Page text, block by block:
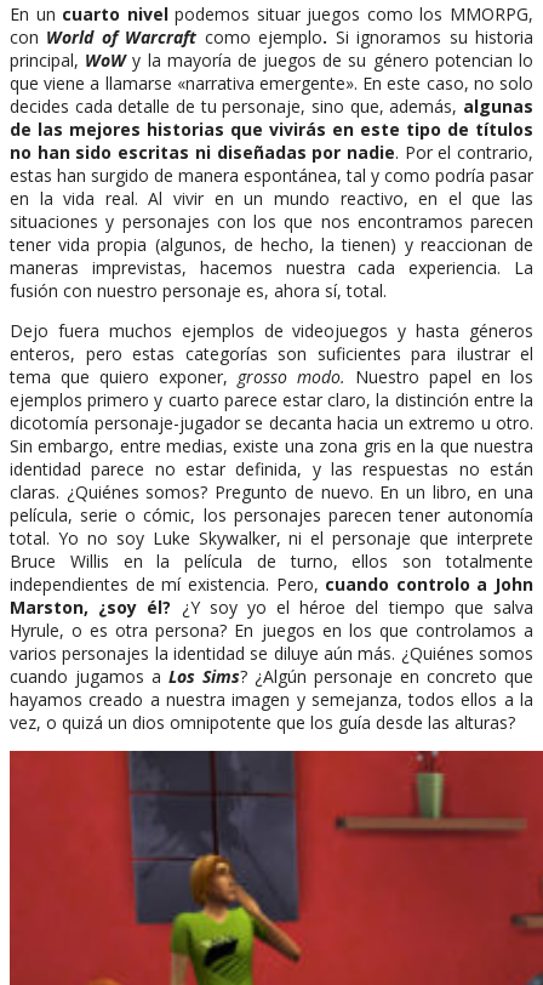
En un cuarto nivelpodemos situar juegos como los MMORPG,
con World of Warcraft como ejemplo. Si ignoramos su historia
principal, WoWy la mayoría de juegos de su género potencian lo
que viene a llamarse «narrativa emergente». En este caso, no solo
decides cada detalle de tu personaje, sino que, además, algunas
de las mejores historias que vivirás en este tipo de títulos
no han sido escritas ni diseñadas por nadie. Por el contrario,
estas han surgido de manera espontánea, tal y como podría pasar
en la vida real. Al vivir en un mundo reactivo, en el que las
situaciones y personajes con los que nos encontramos parecen
tener vida propia (algunos, de hecho, la tienen) y reaccionan de
maneras imprevistas, hacemos nuestra cada experiencia. La
fusión con nuestro personaje es, ahora sí, total.
Dejo fuera muchos ejemplos de videojuegos y hasta géneros
enteros, pero estas categorías son suficientes para ilustrar el
tema que quiero exponer, grosso modo. Nuestro papel en los
ejemplos primero y cuarto parece estar claro, la distinción entre la
dicotomía personaje-jugador se decanta hacia un extremo u otro.
Sin embargo, entre medias, existe una zona gris en la que nuestra
identidad parece no estar definida, y las respuestas no están
claras. ¿Quiénes somos? Pregunto de nuevo. En un libro, en una
película, serie o cómic, los personajes parecen tener autonomía
total. Yo no soy Luke Skywalker, ni el personaje que interprete
Bruce Willis en la película de turno, ellos son totalmente
independientes de mí existencia. Pero, cuando controlo a John
Marston, ¿soy él? ¿Y soy yo el héroe del tiempo que salva
Hyrule, o es otra persona? En juegos en los que controlamos a
varios personajes la identidad se diluye aún más. ¿Quiénes somos
cuando jugamos a Los Sims? ¿Algún personaje en concreto que
hayamos creado a nuestra imagen y semejanza, todos ellos a la
vez, o quizá un dios omnipotente que los guía desde las alturas?